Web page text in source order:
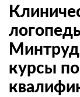
курсы